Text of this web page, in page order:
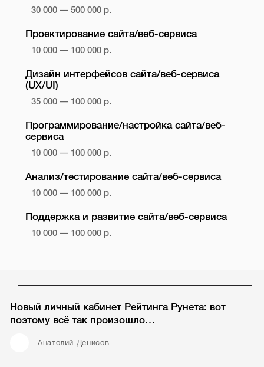
30 000 — 500 000 р.
Проектирование сайта/веб-сервиса
10 000 — 100 000 р.
Дизайн интерфейсов сайта/веб-сервиса
(UX/UI)
35 000 — 100 000 р.
Программирование/настройка сайта/веб-
сервиса
10 000 — 100 000 р.
Анализ/тестирование сайта/веб-сервиса
10 000 — 100 000 р.
Поддержка и развитие сайта/веб-сервиса
10 000 — 100 000 р.
Новый личный кабинет Рейтинга Рунета: вот
поэтому всё так произошло…
Анатолий Денисов